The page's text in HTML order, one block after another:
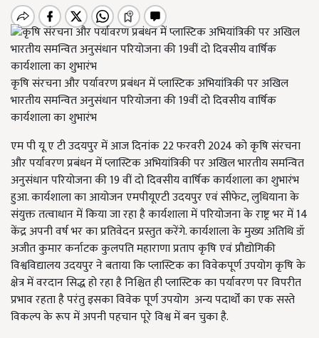
कृषि संरचना और पर्यावरण प्रबंधन में प्लास्टिक अभियांत्रिकी पर अखिल
भारतीय समन्वित अनुसंधान परियोजना की 19वीं दो दिवसीय वार्षिक
कार्यशाला का शुभारंभ
एम पी यू ए टी उदयपुर में आज दिनांक 22 फरवरी 2024 को कृषि संरचना
और पर्यावरण प्रबंधन में प्लास्टिक अभियांत्रिकी पर अखिल भारतीय समन्वित
अनुसंधान परियोजना की 19 वीं दो दिवसीय वार्षिक कार्यशाला का शुभारंभ
हुआ. कार्यशाला का आयोजन एमपीयूएटी उदयपुर एवं सीफेट, लुधियाना के
संयुक्त तत्वाधान में किया जा रहा है कार्यशाला में परियोजना के राष्ट्र भर में 14
केंद्र अपनी वर्ष भर का प्रतिवेदन प्रस्तुत करेंगे. कार्यशाला के मुख्य अतिथि डॉ
अजीत कुमार कर्नाटक कुलपति महाराणा प्रताप कृषि एवं प्रौद्योगिकी
विश्वविद्यालय उदयपुर ने बताया कि प्लास्टिक का विवेकपूर्ण उपयोग कृषि के
क्षेत्र में वरदान सिद्ध हो रहा है निश्चित ही प्लास्टिक का पर्यावरण पर विपरीत
प्रभाव रहता है परंतु इसका विवेक पूर्ण उपयोग अन्य पदार्थों का एक सस्ते
विकल्प के रूप में अपनी पहचान पूरे विश्व में बन चुका है.